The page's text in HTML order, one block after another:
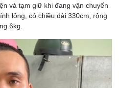
và tạm giữ khi đang vận chuyển
lông, có chiều dài 330cm, rộng
6kg.